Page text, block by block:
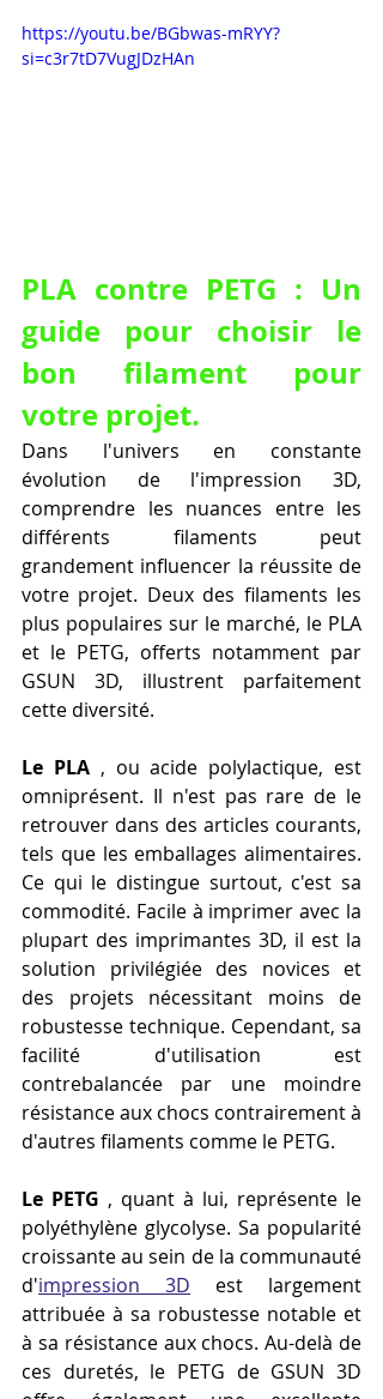
https://youtu.be/BGbwas-mRYY?
si=c3r7tD7VugJDzHAn
PLA contre PETG : Un
guide pour choisir le
bon filament pour
votre projet.
Dans l'univers en constante
évolution de l'impression 3D,
comprendre les nuances entre les
différents filaments peut
grandement influencer la réussite de
votre projet. Deux des filaments les
plus populaires sur le marché, le PLA
et le PETG, offerts notamment par
GSUN 3D, illustrent parfaitement
cette diversité.
Le PLA , ou acide polylactique, est
omniprésent. Il n'est pas rare de le
retrouver dans des articles courants,
tels que les emballages alimentaires.
Ce qui le distingue surtout, c'est sa
commodité. Facile à imprimer avec la
plupart des imprimantes 3D, il est la
solution privilégiée des novices et
des projets nécessitant moins de
robustesse technique. Cependant, sa
facilité d'utilisation est
contrebalancée par une moindre
résistance aux chocs contrairement à
d'autres filaments comme le PETG.
Le PETG , quant à lui, représente le
polyéthylène glycolyse. Sa popularité
croissante au sein de la communauté
d'impression 3D est largement
attribuée à sa robustesse notable et
à sa résistance aux chocs. Au-delà de
ces duretés, le PETG de GSUN 3D